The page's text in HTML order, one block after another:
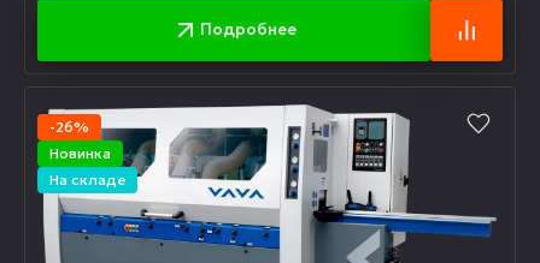
Подробнее
-26%
Новинка
На складе